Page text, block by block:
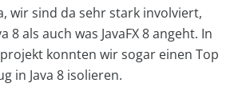
wir sind da sehr stark involviert,
8 als auch was JavaFX 8 angeht. In
konnten wir sogar einen Top
in Java 8 isolieren.